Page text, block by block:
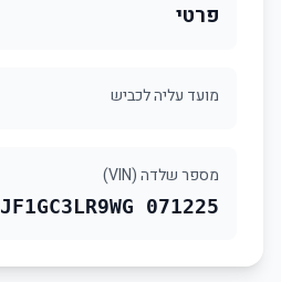
פרטי
מועד עליה לכביש
מספר שלדה (VIN)
JF1GC3LR9WG 071225